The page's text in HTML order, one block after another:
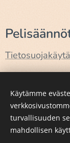
Käytämme
turvallisuuden
mahdollisen